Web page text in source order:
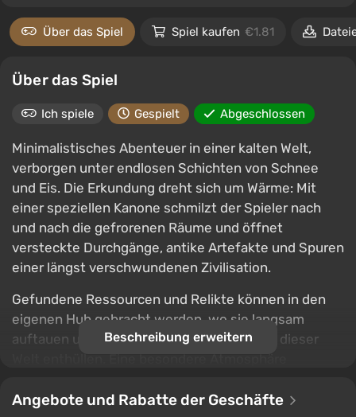
Über das Spiel Spiel kaufen €1.81
Über das Spiel
Ich spiele Gespielt Abgeschlossen
Minimalistisches Abenteuer in einer kalten Welt,
verborgen unter endlosen Schichten von Schnee
und Eis. Die Erkundung dreht sich um Wärme: Mit
einer speziellen Kanone schmilzt der Spieler nach
und nach die gefrorenen Räume und öffnet
versteckte Durchgänge, antike Artefakte und Spuren
einer längst verschwundenen Zivilisation.
Gefundene Ressourcen und Relikte können in den
eigenen Hub gebracht werden, wo sie langsam
auftauen und neue Details der Geschichte dieser
schneebedeckten Leere an der Oberfläche und den
Beschreibung erweitern
Angebote und Rabatte der Geschäfte